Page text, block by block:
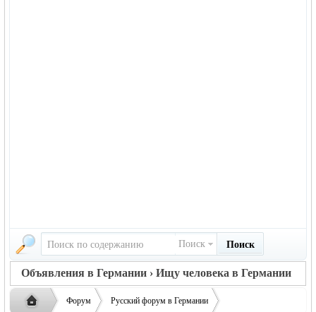
Поиск Поиск
Объявления в Германии › Ищу человека в Германии
Форум Русский форум в Германии